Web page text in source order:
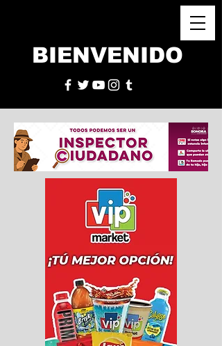
BIENVENIDO